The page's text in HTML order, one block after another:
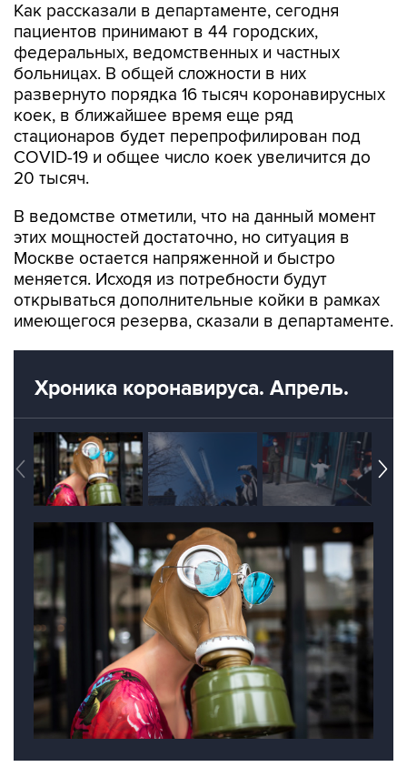
Как рассказали в департаменте, сегодня
пациентов принимают в 44 городских,
федеральных, ведомственных и частных
больницах. В общей сложности в них
развернуто порядка 16 тысяч коронавирусных
коек, в ближайшее время еще ряд
стационаров будет перепрофилирован под
COVID-19 и общее число коек увеличится до
20 тысяч.
В ведомстве отметили, что на данный момент
этих мощностей достаточно, но ситуация в
Москве остается напряженной и быстро
меняется. Исходя из потребности будут
открываться дополнительные койки в рамках
имеющегося резерва, сказали в департаменте.
Хроника коронавируса. Апрель.